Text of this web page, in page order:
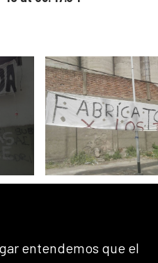
entendemos que el